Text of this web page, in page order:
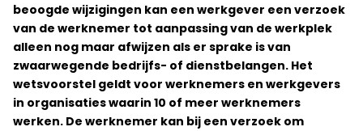
beoogde wijzigingen kan een werkgever een verzoek
van de werknemer tot aanpassing van de werkplek
alleen nog maar afwijzen als er sprake is van
zwaarwegende bedrijfs- of dienstbelangen. Het
wetsvoorstel geldt voor werknemers en werkgevers
in organisaties waarin 10 of meer werknemers
werken. De werknemer kan bij een verzoek om